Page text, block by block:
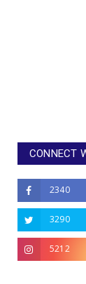
CONNECT
2340
3290
5212